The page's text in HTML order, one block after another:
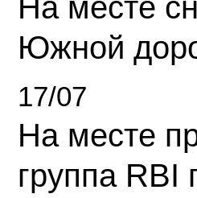
На месте
Южной
17/07
На месте
группа RBI